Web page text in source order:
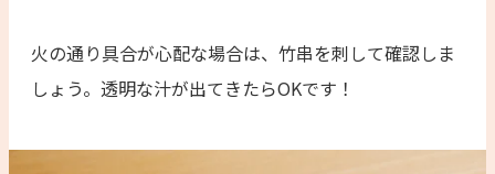
火の通り具合が心配な場合は、竹串を刺して確認しま
しょう。透明な汁が出てきたらOKです！